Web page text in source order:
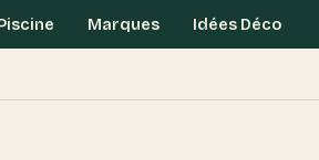
Marques Idées Déco